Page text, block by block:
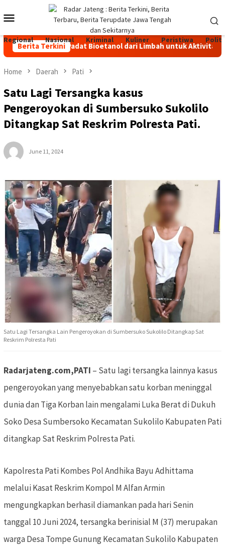
to
Mobile
Menu
Regional Nasional Kriminal Kuliner Peristiwa
Berita Terkini
Bakar Padat Bioetanol dari Limbah untuk Aktivitas Outdoor
Home Daerah Pati
Satu Lagi Tersangka kasus
Pengeroyokan di Sumbersuko Sukolilo
Ditangkap Sat Reskrim Polresta Pati.
June 11, 2024
Satu Lagi Tersangka Lain Pengeroyokan di Sumbersuko Sukolilo Ditangkap Sat
Reskrim Polresta Pati
Radarjateng.com,PATI – Satu lagi tersangka lainnya kasus
pengeroyokan yang menyebabkan satu korban meninggal
dunia dan Tiga Korban lain mengalami Luka Berat di Dukuh
Soko Desa Sumbersoko Kecamatan Sukolilo Kabupaten Pati
ditangkap Sat Reskrim Polresta Pati.
Kapolresta Pati Kombes Pol Andhika Bayu Adhittama
melalui Kasat Reskrim Kompol M Alfan Armin
mengungkapkan berhasil diamankan pada hari Senin
tanggal 10 Juni 2024, tersangka berinisial M (37) merupakan
warga Desa Tompe Gunung Kecamatan Sukolilo Kabupaten